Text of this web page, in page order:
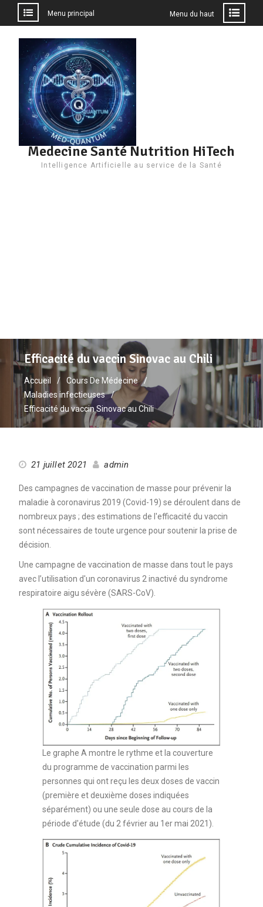
contenu
Menu principal Menu du haut
Medecine Santé Nutrition HiTech
Intelligence Artificielle au service de la Santé
Efficacité du vaccin Sinovac au Chili
Accueil
Cours De Médecine
Maladies infectieuses
Efficacité du vaccin Sinovac au Chili
21 juillet 2021 admin
Des campagnes de vaccination de masse pour prévenir la
maladie à coronavirus 2019 (Covid-19) se déroulent dans de
nombreux pays ; des estimations de l'efficacité du vaccin
sont nécessaires de toute urgence pour soutenir la prise de
décision.
Une campagne de vaccination de masse dans tout le pays
avec l’utilisation d'un coronavirus 2 inactivé du syndrome
respiratoire aigu sévère (SARS-CoV).
Le graphe A montre le rythme et la couverture
du programme de vaccination parmi les
personnes qui ont reçu les deux doses de vaccin
(première et deuxième doses indiquées
séparément) ou une seule dose au cours de la
période d'étude (du 2 février au 1er mai 2021).